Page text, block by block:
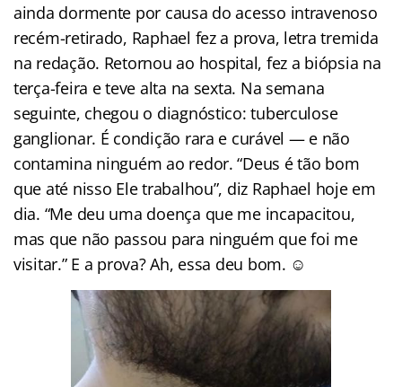
ainda dormente por causa do acesso intravenoso
recém-retirado, Raphael fez a prova, letra tremida
na redação. Retornou ao hospital, fez a biópsia na
terça-feira e teve alta na sexta. Na semana
seguinte, chegou o diagnóstico: tuberculose
ganglionar. É condição rara e curável — e não
contamina ninguém ao redor. “Deus é tão bom
que até nisso Ele trabalhou”, diz Raphael hoje em
dia. “Me deu uma doença que me incapacitou,
mas que não passou para ninguém que foi me
visitar.” E a prova? Ah, essa deu bom. ☺